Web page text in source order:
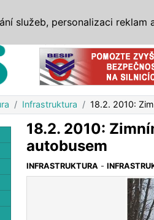
Infrastruktura 18.2. 2010:
18.2. 2010:
autobusem
INFRASTRUKTURA -
služeb, personalizaci